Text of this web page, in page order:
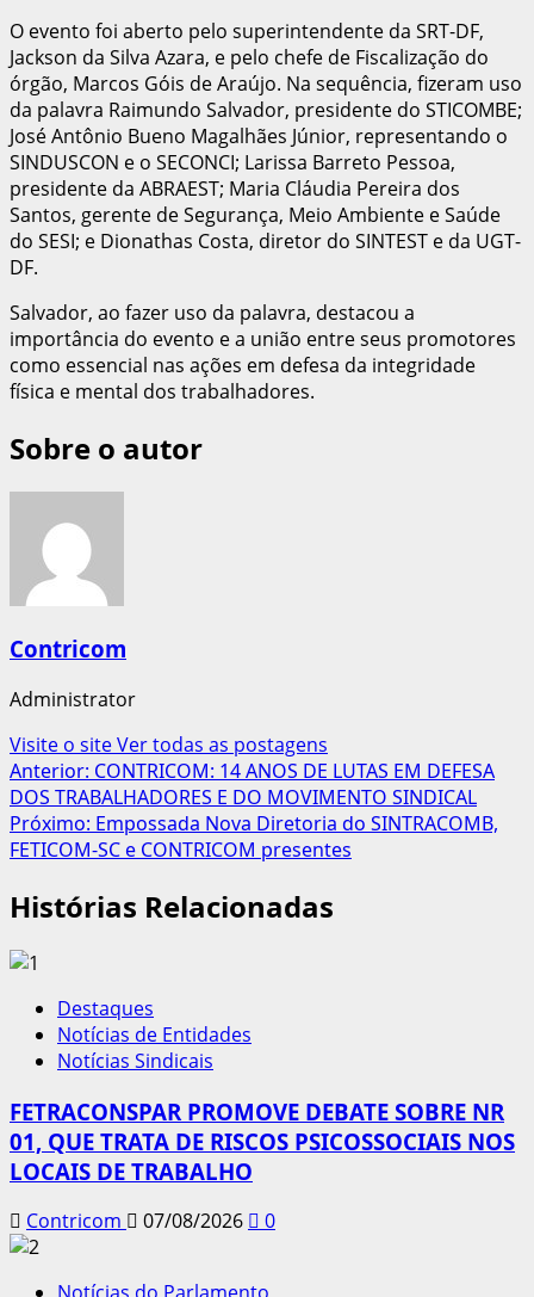
O evento foi aberto pelo superintendente da SRT-DF,
Jackson da Silva Azara, e pelo chefe de Fiscalização do
órgão, Marcos Góis de Araújo. Na sequência, fizeram uso
da palavra Raimundo Salvador, presidente do STICOMBE;
José Antônio Bueno Magalhães Júnior, representando o
SINDUSCON e o SECONCI; Larissa Barreto Pessoa,
presidente da ABRAEST; Maria Cláudia Pereira dos
Santos, gerente de Segurança, Meio Ambiente e Saúde
do SESI; e Dionathas Costa, diretor do SINTEST e da UGT-
DF.
Salvador, ao fazer uso da palavra, destacou a
importância do evento e a união entre seus promotores
como essencial nas ações em defesa da integridade
física e mental dos trabalhadores.
Sobre o autor
Contricom
Administrator
Visite o siteVer todas as postagens
Navegação
de
artigos
Anterior: CONTRICOM: 14 ANOS DE LUTAS EM DEFESA
DOS TRABALHADORES E DO MOVIMENTO SINDICAL
Próximo: Empossada Nova Diretoria do SINTRACOMB,
FETICOM-SC e CONTRICOM presentes
Histórias Relacionadas
Destaques
Notícias de Entidades
Notícias Sindicais
FETRACONSPAR PROMOVE DEBATE SOBRE NR
01, QUE TRATA DE RISCOS PSICOSSOCIAIS NOS
LOCAIS DE TRABALHO
Contricom 07/08/2026 0